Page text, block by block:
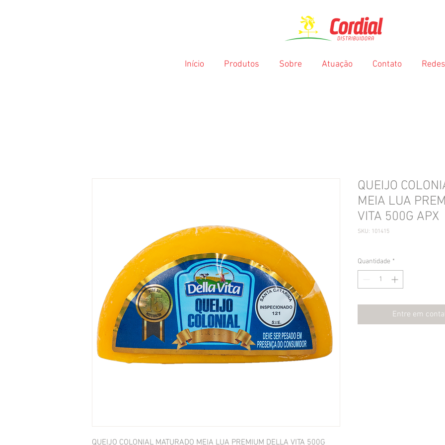
Início Produtos Sobre Atuação Contato
QUEIJO COLONIAL MATURADO MEIA LUA PREMIUM DELLA VITA 500G
QUEIJO
MEIA LUA
VITA 500G APX
SKU: 101415
Quantidade *
Entre em